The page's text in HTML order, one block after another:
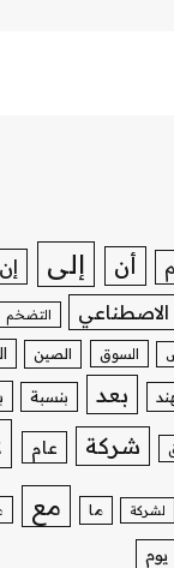
أن إلى إن
الاصطناعي التضخم
السوق الصين
بعد بنسبة
شركة عام
لشركة ما مع
يوم